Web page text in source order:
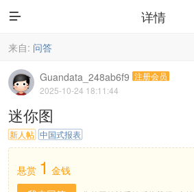
 详情
来自: 问答
Guandata_248ab6f9 注册会员
2025-10-24 18:11:44
迷你图
新人帖 中国式报表
悬赏 1 金钱